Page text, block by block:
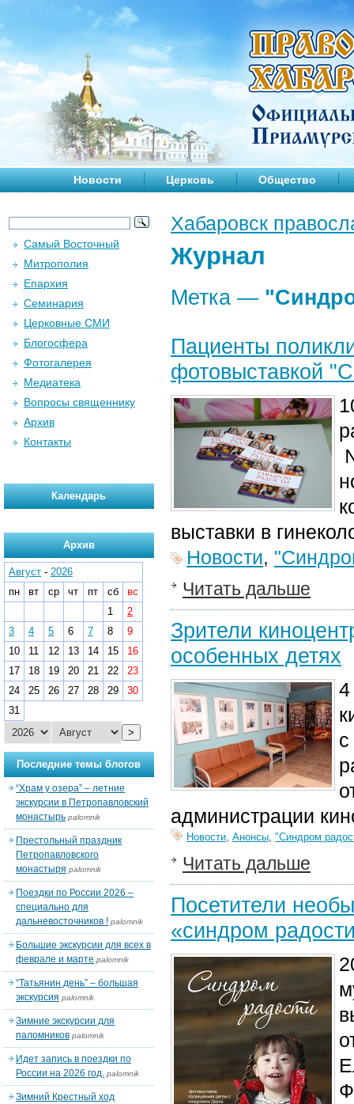
Новости Церковь Общество
Хабаровск
Журнал
Метка —
Пациенты
фотовыставкой
выставки в
Новости,
Читать дальше
Зрители
особенных детях
4
администрации
Новости, Анонсы, "Синдром
Читать дальше
Посетители
«синдром
Самый Восточный
Митрополия
Епархия
Семинария
Церковные СМИ
Блогосфера
Фотогалерея
Медиатека
Вопросы священнику
Архив
Контакты
Календарь
Архив
Август - 2026
пн
вт ср чт пт сб
вс
1
2
3
4 5 6 7 8
9
10
11 12 13 14 15
16
17
18 19 20 21 22
23
24
25 26 27 28 29
30
31
>
Последние темы блогов
“Храм у озера” – летние
экскурсии в Петропавловский
монастырь palomnik
Престольный праздник
Петропавловского
монастыря palomnik
Поездки по России 2026 –
специально для
дальневосточников ! palomnik
Большие экскурсии для всех в
феврале и марте palomnik
“Татьянин день” – большая
экскурсия palomnik
Зимние экскурсии для
паломников palomnik
Идет запись в поездки по
России на 2026 год. palomnik
Зимний Крестный ход